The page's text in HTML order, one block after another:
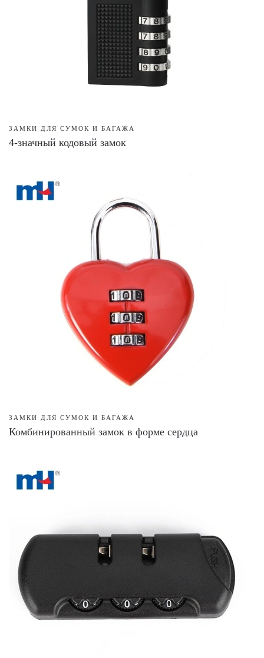
ЗАМКИ ДЛЯ СУМОК И БАГАЖА
4-значный кодовый замок
ЗАМКИ ДЛЯ СУМОК И БАГАЖА
Комбинированный замок в форме сердца